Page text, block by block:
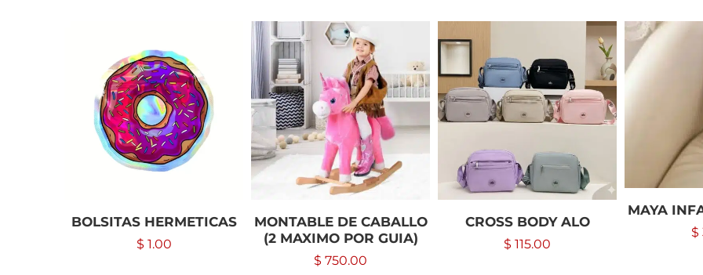
BOLSITAS HERMETICAS
$ 1.00
MONTABLE DE CABALLO
(2 MAXIMO POR GUIA)
$ 750.00
CROSS BODY ALO
$ 115.00
MAYA
$